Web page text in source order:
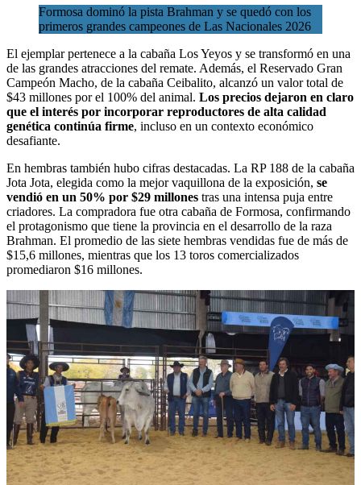
Formosa dominó la pista Brahman y se quedó con los
primeros grandes campeones de Las Nacionales 2026
El ejemplar pertenece a la cabaña Los Yeyos y se transformó en una
de las grandes atracciones del remate. Además, el Reservado Gran
Campeón Macho, de la cabaña Ceibalito, alcanzó un valor total de
$43 millones por el 100% del animal. Los precios dejaron en claro
que el interés por incorporar reproductores de alta calidad
genética continúa firme, incluso en un contexto económico
desafiante.
En hembras también hubo cifras destacadas. La RP 188 de la cabaña
Jota Jota, elegida como la mejor vaquillona de la exposición, se
vendió en un 50% por $29 millones tras una intensa puja entre
criadores. La compradora fue otra cabaña de Formosa, confirmando
el protagonismo que tiene la provincia en el desarrollo de la raza
Brahman. El promedio de las siete hembras vendidas fue de más de
$15,6 millones, mientras que los 13 toros comercializados
promediaron $16 millones.